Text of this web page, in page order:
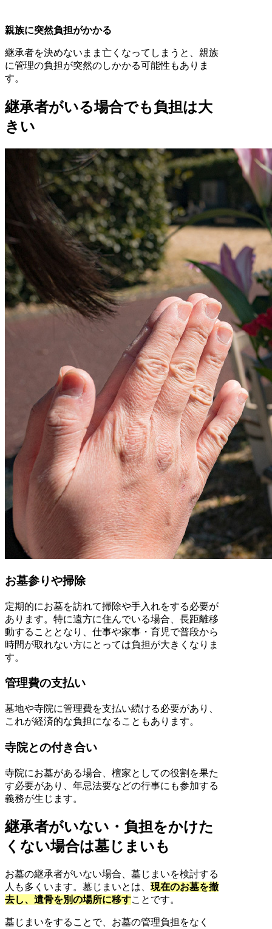
親族に突然負担がかかる
継承者を決めないまま亡くなってしまうと、親族
に管理の負担が突然のしかかる可能性もありま
す。
継承者がいる場合でも負担は大
きい
お墓参りや掃除
定期的にお墓を訪れて掃除や手入れをする必要が
あります。特に遠方に住んでいる場合、長距離移
動することとなり、仕事や家事・育児で普段から
時間が取れない方にとっては負担が大きくなりま
す。
管理費の支払い
墓地や寺院に管理費を支払い続ける必要があり、
これが経済的な負担になることもあります。
寺院との付き合い
寺院にお墓がある場合、檀家としての役割を果た
す必要があり、年忌法要などの行事にも参加する
義務が生じます。
継承者がいない・負担をかけた
くない場合は墓じまいも
お墓の継承者がいない場合、墓じまいを検討する
人も多くいます。墓じまいとは、 現在のお墓を撤
去し、遺骨を別の場所に移すことです。
墓じまいをすることで、お墓の管理負担をなく